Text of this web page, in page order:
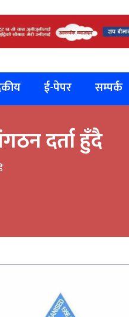
ई-पेपर सम्पर्क
दर्ता हुँदै